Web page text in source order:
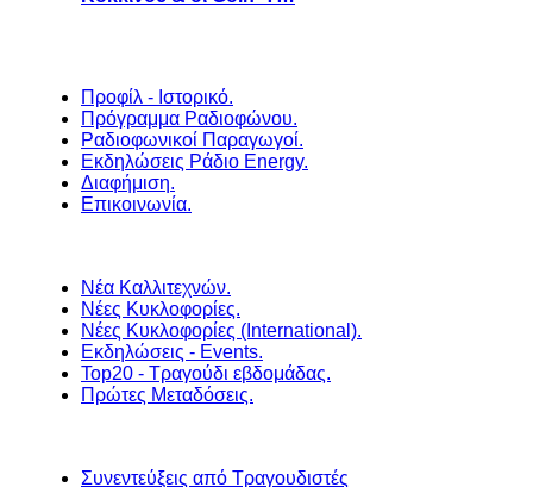
Προφίλ - Ιστορικό.
Πρόγραμμα Ραδιοφώνου.
Ραδιοφωνικοί Παραγωγοί.
Εκδηλώσεις Ράδιο Energy.
Διαφήμιση.
Επικοινωνία.
Νέα Καλλιτεχνών.
Νέες Κυκλοφορίες.
Νέες Κυκλοφορίες (International).
Εκδηλώσεις - Events.
Top20 - Τραγούδι εβδομάδας.
Πρώτες Μεταδόσεις.
Συνεντεύξεις από Τραγουδιστές